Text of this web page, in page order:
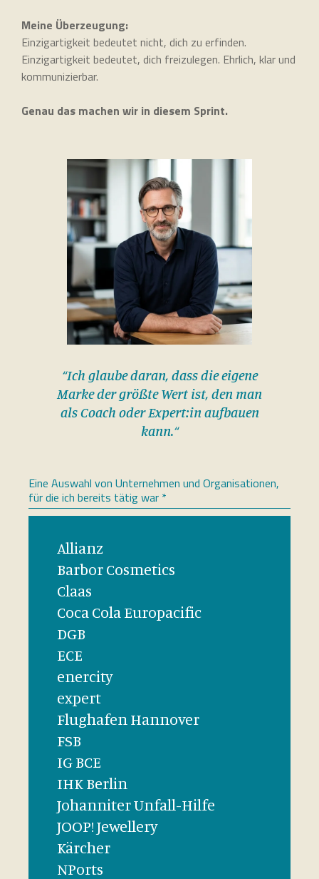
Meine Überzeugung:
Einzigartigkeit bedeutet nicht, dich zu erfinden.
Einzigartigkeit bedeutet, dich freizulegen. Ehrlich, klar und
kommunizierbar.
Genau das machen wir in diesem Sprint.
“Ich glaube daran, dass die eigene
Marke der größte Wert ist, den man
als Coach oder Expert:in aufbauen
kann.“
Eine Auswahl von Unternehmen und Organisationen,
für die ich bereits tätig war *
Allianz
Barbor Cosmetics
Claas
Coca Cola Europacific
DGB
ECE
enercity
expert
Flughafen Hannover
FSB
IG BCE
IHK Berlin
Johanniter Unfall-Hilfe
JOOP! Jewellery
Kärcher
NPorts